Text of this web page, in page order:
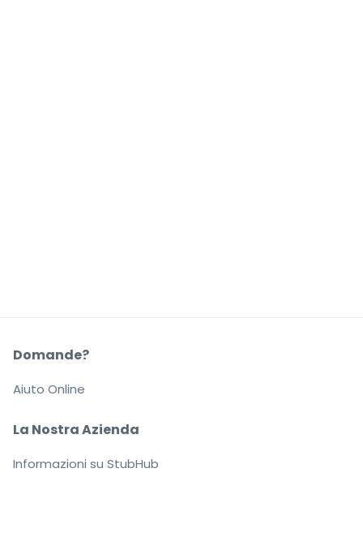
La Nostra Azienda
Informazioni su StubHub
Domande?
Aiuto Online